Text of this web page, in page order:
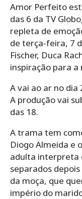
Amor Perfeito
das 6 da TV
repleta de
de terça-feira, 7
Fischer, Duca
inspiração para a
A vai ao ar no
A produção vai
das 18.
A trama tem
Diogo Almeida e
adulta interpreta
separados
da moça, que
império do